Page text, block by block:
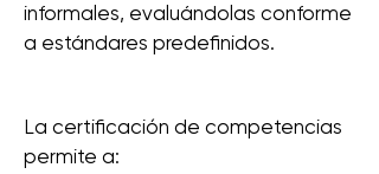
informales, evaluándolas conforme
a estándares predefinidos.
La certificación de competencias
permite a: